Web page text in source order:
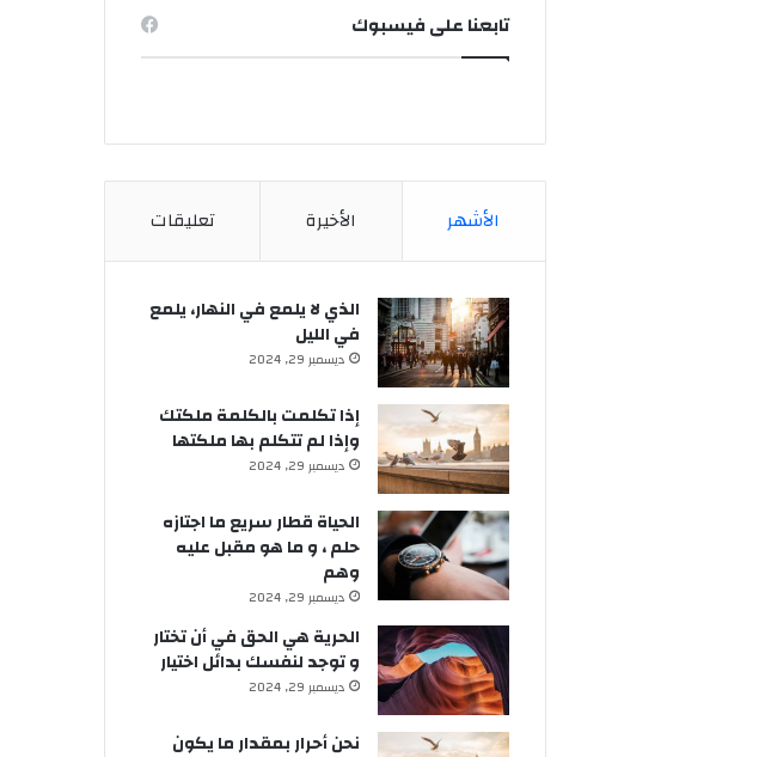
تابعنا على فيسبوك
الأشهر الأخيرة تعليقات
الذي لا يلمع في النهار، يلمع
في الليل
ديسمبر 29, 2024
إذا تكلمت بالكلمة ملكتك
وإذا لم تتكلم بها ملكتها
ديسمبر 29, 2024
الحياة قطار سريع ما اجتازه
حلم ، و ما هو مقبل عليه
وهم
ديسمبر 29, 2024
الحرية هي الحق في أن تختار
و توجد لنفسك بدائل اختيار
ديسمبر 29, 2024
نحن أحرار بمقدار ما يكون